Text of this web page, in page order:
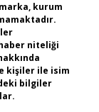
kurum
niteliği
kişiler ile isim
bilgiler